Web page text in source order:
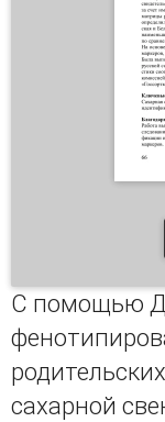
С помощью
сахарной